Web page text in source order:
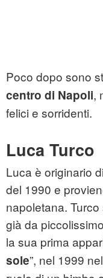
Poco dopo sono
centro di Napoli,
felici e sorridenti.
Luca Turco
Luca è originario
del 1990 e
napoletana.
già da
la sua prima
sole”, nel 1999